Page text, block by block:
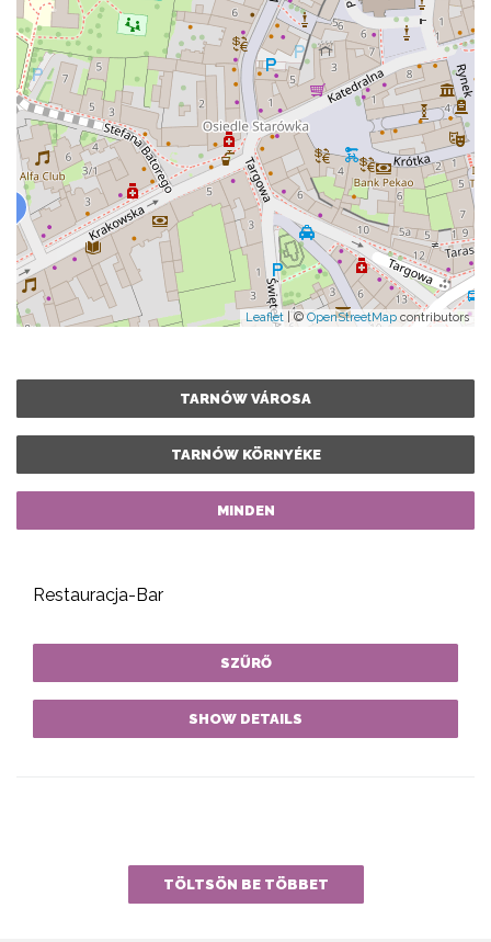
Leaflet | © OpenStreetMap contributors
TARNÓW VÁROSA
TARNÓW KÖRNYÉKE
MINDEN
Restauracja-Bar
SZŰRŐ
SHOW DETAILS
TÖLTSÖN BE TÖBBET